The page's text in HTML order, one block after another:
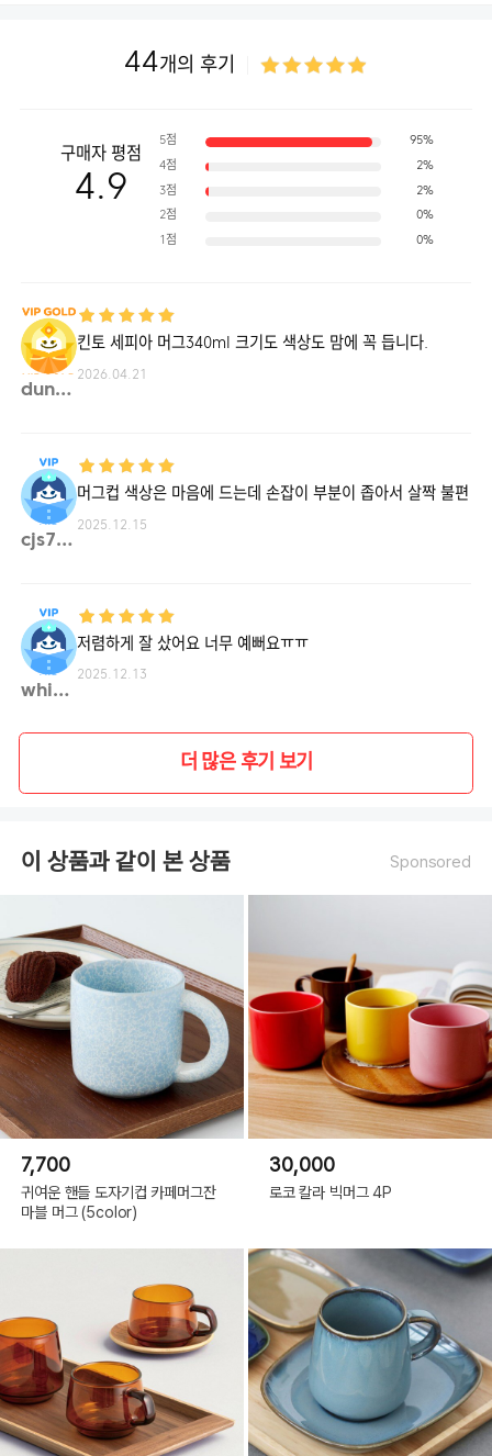
44개의 후기
구매자 평점
4.9
5점 95%
4점 2%
3점 2%
2점 0%
1점 0%
dunkf**
킨토 세피아 머그340ml 크기도 색상도 맘에 꼭 듭니다.
2026.04.21
cjs75**
머그컵 색상은 마음에 드는데 손잡이 부분이 좁아서 살짝 불편
2025.12.15
whi01**
저렴하게 잘 샀어요 너무 예뻐요ㅠㅠ
2025.12.13
더 많은 후기 보기
이 상품과 같이 본 상품 Sponsored
7,700
귀여운 핸들 도자기컵 카페머그잔
마블 머그 (5color)
30,000
로코 칼라 빅머그 4P